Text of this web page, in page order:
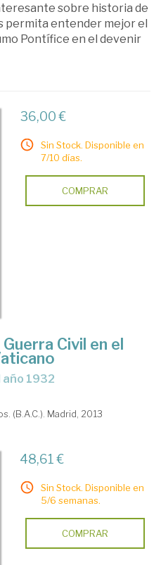
sobre historia de
permita entender mejor el
Pontífice en el devenir
36,00 €
Sin Stock. Disponible en
7/10 días.
COMPRAR
Civil en el
año 1932
(B.A.C.). Madrid, 2013
48,61 €
Sin Stock. Disponible en
5/6 semanas.
COMPRAR